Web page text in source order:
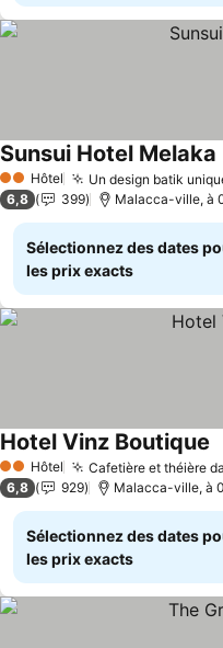
2 Étoiles
Hôtel Un design batik
Sunsui Hotel Melaka
6,8 399 Malacca-ville, à
Sélectionnez des dates
les prix exacts
2 Étoiles
Hôtel Cafetière et théière
Hotel Vinz Boutique
6,8 929 Malacca-ville, à
Sélectionnez des dates
les prix exacts